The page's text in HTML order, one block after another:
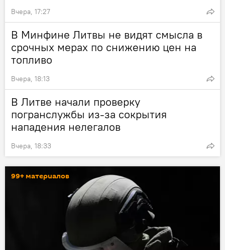
Вчера, 17:27
В Минфине Литвы не видят смысла в
срочных мерах по снижению цен на
топливо
Вчера, 18:13
В Литве начали проверку
погранслужбы из-за сокрытия
нападения нелегалов
Вчера, 18:33
99+ материалов